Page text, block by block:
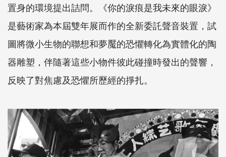
置身的環境提出詰問。《你的淚痕是我未來的眼淚》
是藝術家為本屆雙年展而作的全新委託聲音裝置，試
圖將微小生物的聯想和夢魘的恐懼轉化為實體化的陶
器雕塑，伴隨著這些小物件彼此碰撞時發出的聲響，
反映了對焦慮及恐懼所歷經的掙扎。